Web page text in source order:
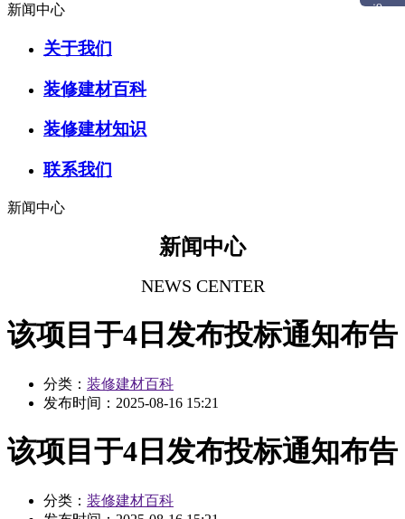
新闻中心
关于我们
装修建材百科
装修建材知识
联系我们
新闻中心
新闻中心
NEWS CENTER
该项目于4日发布投标通知布告
分类： 装修建材百科
发布时间： 2025-08-16 15:21
该项目于4日发布投标通知布告
分类： 装修建材百科